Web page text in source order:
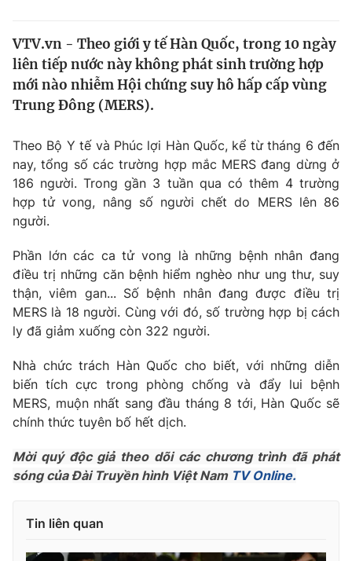
Thế giới
Tin tức
Thế giới đó đây
Câu chuyện quốc tế
Tài chính
Thị trường
Góc doanh nghiệp
Dữ liệu và đời sống
Truyền hình
Phim VTV
Hậu trường
Nhân vật
Khán giả
Giải sao mai
Giải trí
Điện ảnh
Âm nhạc
Sao
Đời sống
Du lịch
Làm đẹp
Chất lượng cuộc sống
Tuyển sinh
Học trực tuyến
Công nghệ
Hitech Công nghệ tương lai
Sản phẩm
Tư vấn
VTV.vn - Theo giới y tế Hàn Quốc, trong 10 ngày
liên tiếp nước này không phát sinh trường hợp
mới nào nhiễm Hội chứng suy hô hấp cấp vùng
Trung Đông (MERS).
Theo Bộ Y tế và Phúc lợi Hàn Quốc, kể từ tháng 6 đến
nay, tổng số các trường hợp mắc MERS đang dừng ở
186 người. Trong gần 3 tuần qua có thêm 4 trường
hợp tử vong, nâng số người chết do MERS lên 86
người.
Phần lớn các ca tử vong là những bệnh nhân đang
điều trị những căn bệnh hiểm nghèo như ung thư, suy
thận, viêm gan... Số bệnh nhân đang được điều trị
MERS là 18 người. Cùng với đó, số trường hợp bị cách
ly đã giảm xuống còn 322 người.
Nhà chức trách Hàn Quốc cho biết, với những diễn
biến tích cực trong phòng chống và đẩy lui bệnh
MERS, muộn nhất sang đầu tháng 8 tới, Hàn Quốc sẽ
chính thức tuyên bố hết dịch.
Mời quý độc giả theo dõi các chương trình đã phát
sóng của Đài Truyền hình Việt Nam TV Online.
Tin liên quan